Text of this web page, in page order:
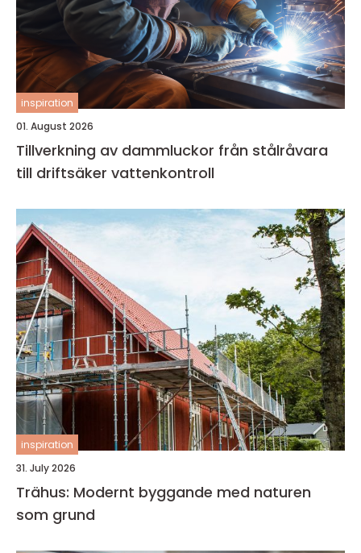
inspiration
01. August 2026
Tillverkning av dammluckor från stålråvara
till driftsäker vattenkontroll
inspiration
31. July 2026
Trähus: Modernt byggande med naturen
som grund